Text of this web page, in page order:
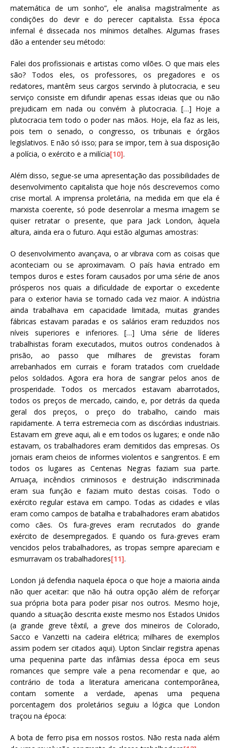
matemática de um sonho”, ele analisa magistralmente as
condições do devir e do perecer capitalista. Essa época
infernal é dissecada nos mínimos detalhes. Algumas frases
dão a entender seu método:
Falei dos profissionais e artistas como vilões. O que mais eles
são? Todos eles, os professores, os pregadores e os
redatores, mantêm seus cargos servindo à plutocracia, e seu
serviço consiste em difundir apenas essas ideias que ou não
prejudicam em nada ou convém à plutocracia. […] Hoje a
plutocracia tem todo o poder nas mãos. Hoje, ela faz as leis,
pois tem o senado, o congresso, os tribunais e órgãos
legislativos. E não só isso; para se impor, tem à sua disposição
a polícia, o exército e a milícia[10].
Além disso, segue-se uma apresentação das possibilidades de
desenvolvimento capitalista que hoje nós descrevemos como
crise mortal. A imprensa proletária, na medida em que ela é
marxista coerente, só pode desenrolar a mesma imagem se
quiser retratar o presente, que para Jack London, àquela
altura, ainda era o futuro. Aqui estão algumas amostras:
O desenvolvimento avançava, o ar vibrava com as coisas que
aconteciam ou se aproximavam. O país havia entrado em
tempos duros e estes foram causados por uma série de anos
prósperos nos quais a dificuldade de exportar o excedente
para o exterior havia se tornado cada vez maior. A indústria
ainda trabalhava em capacidade limitada, muitas grandes
fábricas estavam paradas e os salários eram reduzidos nos
níveis superiores e inferiores. […] Uma série de líderes
trabalhistas foram executados, muitos outros condenados à
prisão, ao passo que milhares de grevistas foram
arrebanhados em currais e foram tratados com crueldade
pelos soldados. Agora era hora de sangrar pelos anos de
prosperidade. Todos os mercados estavam abarrotados,
todos os preços de mercado, caindo, e, por detrás da queda
geral dos preços, o preço do trabalho, caindo mais
rapidamente. A terra estremecia com as discórdias industriais.
Estavam em greve aqui, ali e em todos os lugares; e onde não
estavam, os trabalhadores eram demitidos das empresas. Os
jornais eram cheios de informes violentos e sangrentos. E em
todos os lugares as Centenas Negras faziam sua parte.
Arruaça, incêndios criminosos e destruição indiscriminada
eram sua função e faziam muito destas coisas. Todo o
exército regular estava em campo. Todas as cidades e vilas
eram como campos de batalha e trabalhadores eram abatidos
como cães. Os fura-greves eram recrutados do grande
exército de desempregados. E quando os fura-greves eram
vencidos pelos trabalhadores, as tropas sempre apareciam e
esmurravam os trabalhadores[11].
London já defendia naquela época o que hoje a maioria ainda
não quer aceitar: que não há outra opção além de reforçar
sua própria bota para poder pisar nos outros. Mesmo hoje,
quando a situação descrita existe mesmo nos Estados Unidos
(a grande greve têxtil, a greve dos mineiros de Colorado,
Sacco e Vanzetti na cadeira elétrica; milhares de exemplos
assim podem ser citados aqui). Upton Sinclair registra apenas
uma pequenina parte das infâmias dessa época em seus
romances que sempre vale a pena recomendar e que, ao
contrário de toda a literatura americana contemporânea,
contam somente a verdade, apenas uma pequena
porcentagem dos proletários seguiu a lógica que London
traçou na época:
A bota de ferro pisa em nossos rostos. Não resta nada além